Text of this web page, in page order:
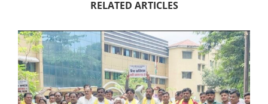
RELATED ARTICLES